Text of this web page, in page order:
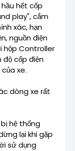
hết cốp
play", cắm
xác, hạn
nguồn điện
hộp Controller
độ cốp điện
xe.
dòng xe rất
hệ thống
lại khi gặp
sử dụng